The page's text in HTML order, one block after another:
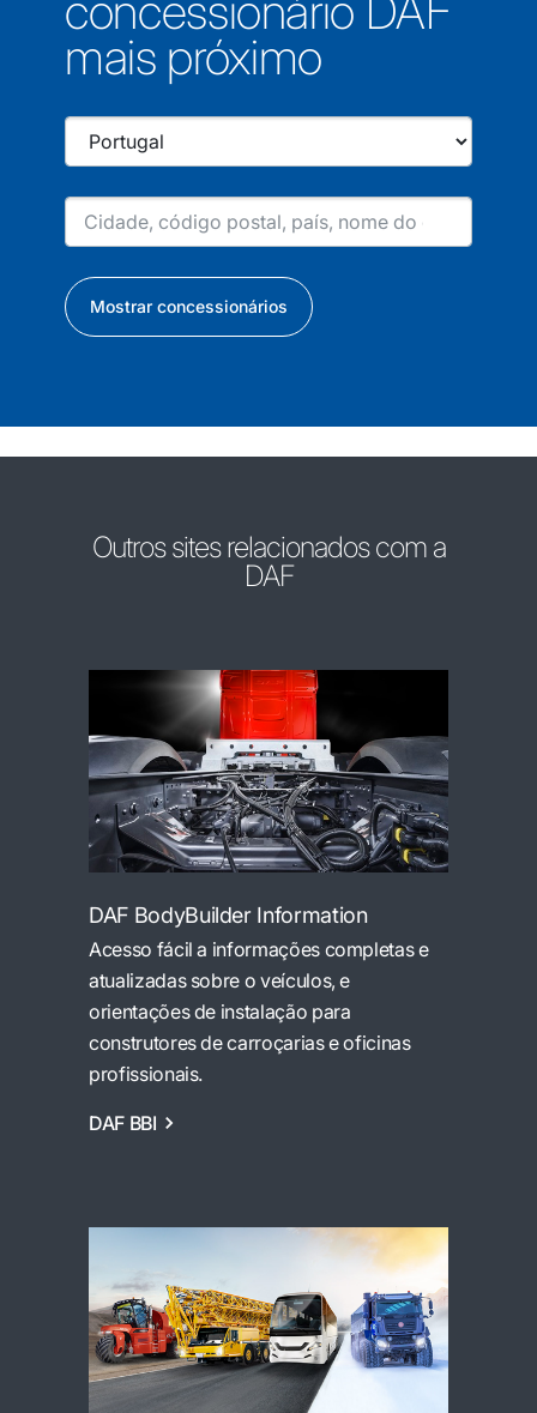
concessionário DAF
mais próximo
Mostrar concessionários
Outros sites relacionados com a
DAF
DAF BodyBuilder Information
Acesso fácil a informações completas e
atualizadas sobre o veículos, e
orientações de instalação para
construtores de carroçarias e oficinas
profissionais.
DAF BBI